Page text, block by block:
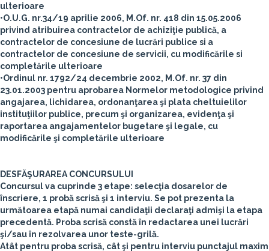
ulterioare
•O.U.G. nr.34/19 aprilie 2006, M.Of. nr. 418 din 15.05.2006
privind atribuirea contractelor de achiziţie publică, a
contractelor de concesiune de lucrări publice si a
contractelor de concesiune de servicii, cu modificările si
completările ulterioare
•Ordinul nr. 1792/24 decembrie 2002, M.Of. nr. 37 din
23.01.2003 pentru aprobarea Normelor metodologice privind
angajarea, lichidarea, ordonanţarea şi plata cheltuielilor
instituţiilor publice, precum şi organizarea, evidenţa şi
raportarea angajamentelor bugetare şi legale, cu
modificările şi completările ulterioare
DESFĂŞURAREA CONCURSULUI
Concursul va cuprinde 3 etape: selecţia dosarelor de
înscriere, 1 probă scrisă şi 1 interviu. Se pot prezenta la
următoarea etapă numai candidaţii declaraţi admişi la etapa
precedentă. Proba scrisă constă în redactarea unei lucrări
şi/sau în rezolvarea unor teste-grilă.
Atât pentru proba scrisă, cât şi pentru interviu punctajul maxim